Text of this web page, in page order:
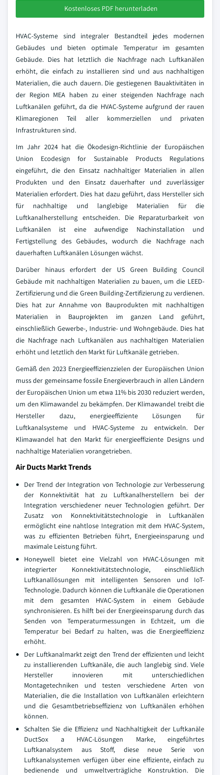
Kostenloses PDF herunterladen
HVAC-Systeme sind integraler Bestandteil jedes modernen
Gebäudes und bieten optimale Temperatur im gesamten
Gebäude. Dies hat letztlich die Nachfrage nach Luftkanälen
erhöht, die einfach zu installieren sind und aus nachhaltigen
Materialien, die auch dauern. Die gestiegenen Bauaktivitäten in
der Region MEA haben zu einer steigenden Nachfrage nach
Luftkanälen geführt, da die HVAC-Systeme aufgrund der rauen
Klimaregionen Teil aller kommerziellen und privaten
Infrastrukturen sind.
Im Jahr 2024 hat die Ökodesign-Richtlinie der Europäischen
Union Ecodesign for Sustainable Products Regulations
eingeführt, die den Einsatz nachhaltiger Materialien in allen
Produkten und den Einsatz dauerhafter und zuverlässiger
Materialien erfordert. Dies hat dazu geführt, dass Hersteller sich
für nachhaltige und langlebige Materialien für die
Luftkanalherstellung entscheiden. Die Reparaturbarkeit von
Luftkanälen ist eine aufwendige Nachinstallation und
Fertigstellung des Gebäudes, wodurch die Nachfrage nach
dauerhaften Luftkanälen Lösungen wächst.
Darüber hinaus erfordert der US Green Building Council
Gebäude mit nachhaltigen Materialien zu bauen, um die LEED-
Zertifizierung und die Green Building-Zertifizierung zu verdienen.
Dies hat zur Annahme von Bauprodukten mit nachhaltigen
Materialien in Bauprojekten im ganzen Land geführt,
einschließlich Gewerbe-, Industrie- und Wohngebäude. Dies hat
die Nachfrage nach Luftkanälen aus nachhaltigen Materialien
erhöht und letztlich den Markt für Luftkanäle getrieben.
Gemäß den 2023 Energieeffizienzzielen der Europäischen Union
muss der gemeinsame fossile Energieverbrauch in allen Ländern
der Europäischen Union um etwa 11% bis 2030 reduziert werden,
um den Klimawandel zu bekämpfen. Der Klimawandel treibt die
Hersteller dazu, energieeffiziente Lösungen für
Luftkanalsysteme und HVAC-Systeme zu entwickeln. Der
Klimawandel hat den Markt für energieeffiziente Designs und
nachhaltige Materialien vorangetrieben.
Air Ducts Markt Trends
Der Trend der Integration von Technologie zur Verbesserung
der Konnektivität hat zu Luftkanalherstellern bei der
Integration verschiedener neuer Technologien geführt. Der
Zusatz von Konnektivitätstechnologie in Luftkanälen
ermöglicht eine nahtlose Integration mit dem HVAC-System,
was zu effizienten Betrieben führt, Energieeinsparung und
maximale Leistung führt.
Honeywell bietet eine Vielzahl von HVAC-Lösungen mit
integrierter Konnektivitätstechnologie, einschließlich
Luftkanallösungen mit intelligenten Sensoren und IoT-
Technologie. Dadurch können die Luftkanäle die Operationen
mit dem gesamten HVAC-System in einem Gebäude
synchronisieren. Es hilft bei der Energieeinsparung durch das
Senden von Temperaturmessungen in Echtzeit, um die
Temperatur bei Bedarf zu halten, was die Energieeffizienz
erhöht.
Der Luftkanalmarkt zeigt den Trend der effizienten und leicht
zu installierenden Luftkanäle, die auch langlebig sind. Viele
Hersteller innovieren mit unterschiedlichen
Montagetechniken und testen verschiedene Arten von
Materialien, die die Installation von Luftkanälen erleichtern
und die Gesamtbetriebseffizienz von Luftkanälen erhöhen
können.
Schalten Sie die Effizienz und Nachhaltigkeit der Luftkanäle
DuctSox a HVAC-Lösungen Marke, eingeführtes
Luftkanalsystem aus Stoff, diese neue Serie von
Luftkanalsystemen verfügen über eine effiziente, einfach zu
bedienende und umweltverträgliche Konstruktion. Die